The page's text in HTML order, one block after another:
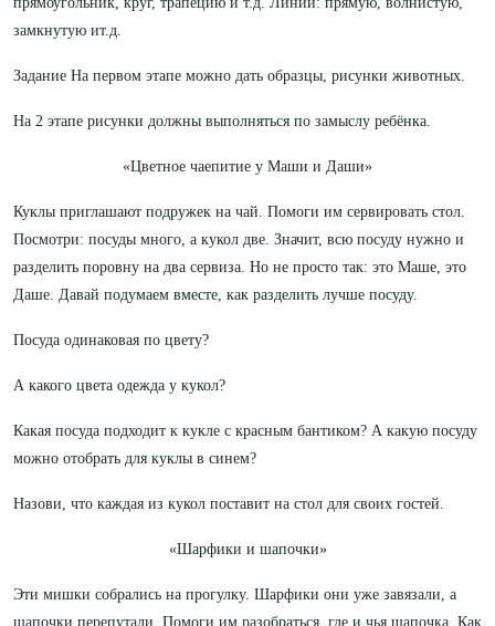
замкнутую ит.д.
Задание На первом этапе можно дать образцы, рисунки животных.
На 2 этапе рисунки должны выполняться по замыслу ребёнка.
«Цветное чаепитие у Маши и Даши»
Куклы приглашают подружек на чай. Помоги им сервировать стол.
Посмотри: посуды много, а кукол две. Значит, всю посуду нужно и
разделить поровну на два сервиза. Но не просто так: это Маше, это
Даше. Давай подумаем вместе, как разделить лучше посуду.
Посуда одинаковая по цвету?
А какого цвета одежда у кукол?
Какая посуда подходит к кукле с красным бантиком? А какую посуду
можно отобрать для куклы в синем?
Назови, что каждая из кукол поставит на стол для своих гостей.
«Шарфики и шапочки»
Эти мишки собрались на прогулку. Шарфики они уже завязали, а
шапочки перепутали. Помоги им разобраться, где и чья шапочка. Как